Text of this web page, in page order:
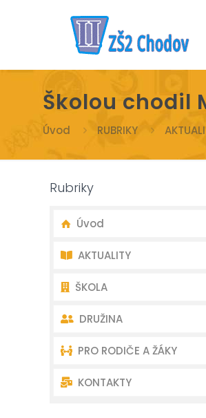
Školou chodil
Úvod RUBRIKY
Rubriky
Úvod
AKTUALITY
Nejnovější aktuality
Akce školy
Akce školní družiny
ŠKOLA
Úvodní charakteristika
Dokumenty
Školní poradenství
DRUŽINA
Oddělení školní družiny –
PRO RODIČE A ŽÁKY
Organizace školního roku
KONTAKTY